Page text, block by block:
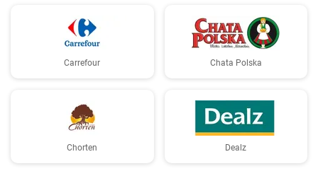
Carrefour Chata Polska
Chorten Dealz